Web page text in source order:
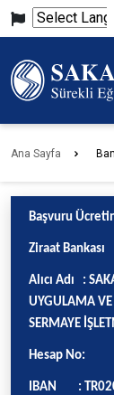
Powered
by
Ana Sayfa
Başvuru
Ziraat Bankası
Alıcı Adı :
UYGULAMA
SERMAYE
Hesap No:
IBAN :